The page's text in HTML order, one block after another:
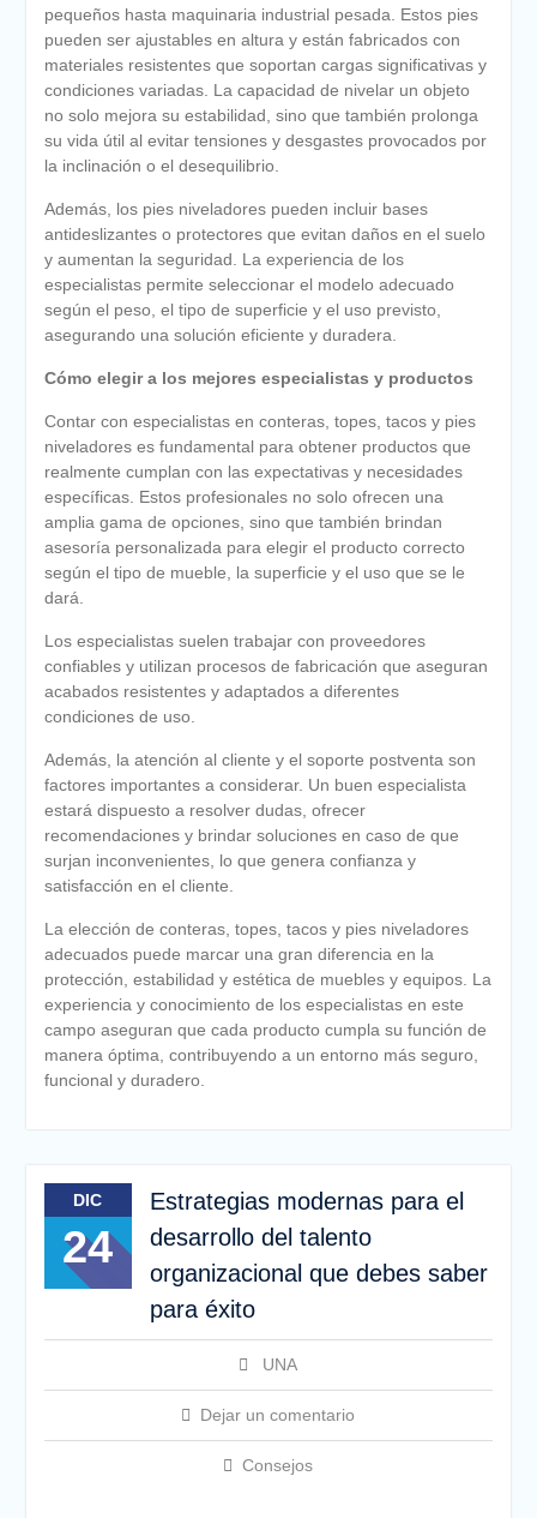
pequeños hasta maquinaria industrial pesada. Estos pies
pueden ser ajustables en altura y están fabricados con
materiales resistentes que soportan cargas significativas y
condiciones variadas. La capacidad de nivelar un objeto
no solo mejora su estabilidad, sino que también prolonga
su vida útil al evitar tensiones y desgastes provocados por
la inclinación o el desequilibrio.
Además, los pies niveladores pueden incluir bases
antideslizantes o protectores que evitan daños en el suelo
y aumentan la seguridad. La experiencia de los
especialistas permite seleccionar el modelo adecuado
según el peso, el tipo de superficie y el uso previsto,
asegurando una solución eficiente y duradera.
Cómo elegir a los mejores especialistas y productos
Contar con especialistas en conteras, topes, tacos y pies
niveladores es fundamental para obtener productos que
realmente cumplan con las expectativas y necesidades
específicas. Estos profesionales no solo ofrecen una
amplia gama de opciones, sino que también brindan
asesoría personalizada para elegir el producto correcto
según el tipo de mueble, la superficie y el uso que se le
dará.
Los especialistas suelen trabajar con proveedores
confiables y utilizan procesos de fabricación que aseguran
acabados resistentes y adaptados a diferentes
condiciones de uso.
Además, la atención al cliente y el soporte postventa son
factores importantes a considerar. Un buen especialista
estará dispuesto a resolver dudas, ofrecer
recomendaciones y brindar soluciones en caso de que
surjan inconvenientes, lo que genera confianza y
satisfacción en el cliente.
La elección de conteras, topes, tacos y pies niveladores
adecuados puede marcar una gran diferencia en la
protección, estabilidad y estética de muebles y equipos. La
experiencia y conocimiento de los especialistas en este
campo aseguran que cada producto cumpla su función de
manera óptima, contribuyendo a un entorno más seguro,
funcional y duradero.
DIC
24
Estrategias modernas para el
desarrollo del talento
organizacional que debes saber
para éxito
UNA
Dejar un comentario
Consejos